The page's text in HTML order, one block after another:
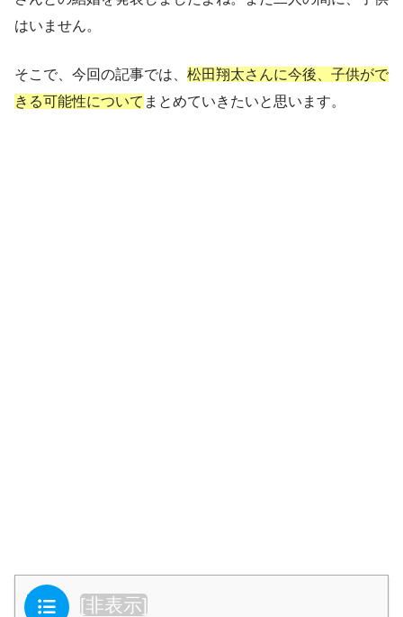
はいません。
そこで、今回の記事では、 松田翔太さんに今後、子供がで
きる可能性について まとめていきたいと思います。
目次 [非表示]